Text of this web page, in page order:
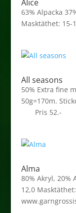
Alice
63% Alpacka
Masktäthet: 15-
All seasons
50% Extra fine
50g=170m.
Pris 52.-
Alma
80% Akryl, 20%
12,0